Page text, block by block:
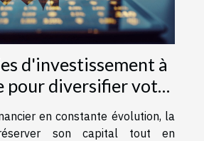
d'investissement à
pour diversifier votre
en 2023
en constante évolution, la
son capital tout en